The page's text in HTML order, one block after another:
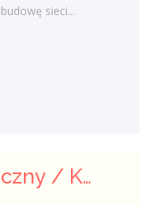
sieci...
Konsultant Medyczny / Konsultantka Medyczna w sklepie medycznym (Fizjoterapeuta, Technik farmaceutyczny, Technik ortopeda)